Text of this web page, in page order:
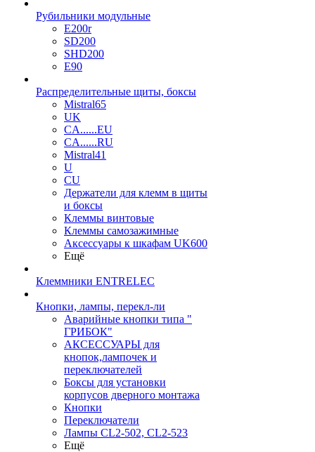
Рубильники модульные
E200r
SD200
SHD200
E90
Распределительные щиты, боксы
Mistral65
UK
CA......EU
CA......RU
Mistral41
U
CU
Держатели для клемм в щиты
и боксы
Клеммы винтовые
Клеммы самозажимные
Аксессуары к шкафам UK600
Ещё
Клеммники ENTRELEC
Кнопки, лампы, перекл-ли
Аварийные кнопки типа "
ГРИБОК"
АКСЕССУАРЫ для
кнопок,лампочек и
переключателей
Боксы для установки
корпусов дверного монтажа
Кнопки
Переключатели
Лампы CL2-502, CL2-523
Ещё